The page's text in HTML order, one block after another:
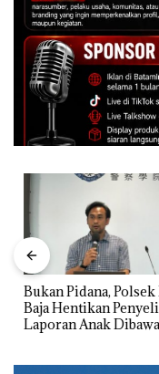
Bukan Pidana, Polsek
Baja Hentikan
Laporan Anak Dibawa